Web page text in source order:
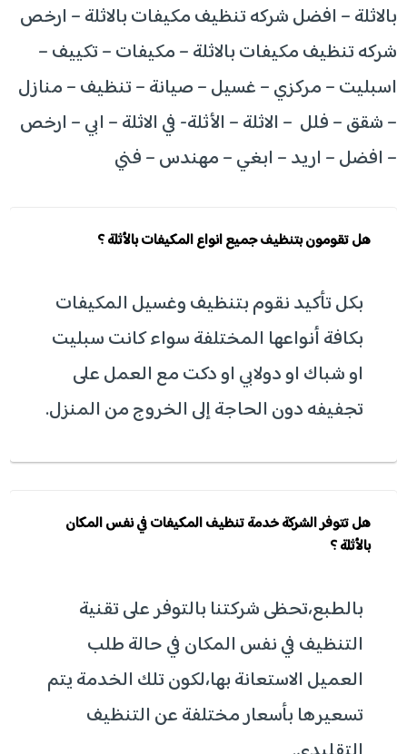
بالاثلة – افضل شركه تنظيف مكيفات بالاثلة – ارخص
شركه تنظيف مكيفات بالاثلة – مكيفات – تكييف –
اسبليت – مركزي – غسيل – صيانة – تنظيف – منازل
– شقق – فلل – الاثلة – الأثلة- في الاثلة – ابي – ارخص
– افضل – اريد – ابغي – مهندس – فني
هل تقومون بتنظيف جميع انواع المكيفات بالأثلة ؟
بكل تأكيد نقوم بتنظيف وغسيل المكيفات
بكافة أنواعها المختلفة سواء كانت سبليت
او شباك او دولابي او دكت مع العمل على
تجفيفه دون الحاجة إلى الخروج من المنزل.
هل تتوفر الشركة خدمة تنظيف المكيفات في نفس المكان
بالأثلة ؟
بالطبع،تحظى شركتنا بالتوفر على تقنية
التنظيف في نفس المكان في حالة طلب
العميل الاستعانة بها،لكون تلك الخدمة يتم
تسعيرها بأسعار مختلفة عن التنظيف